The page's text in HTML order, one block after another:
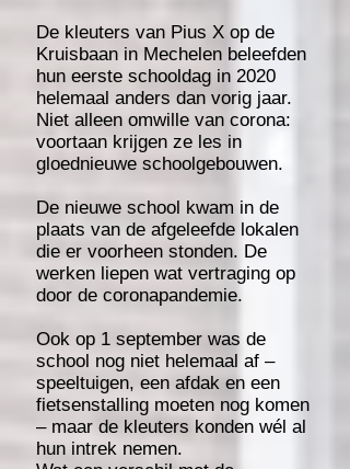
De kleuters van Pius X op de
Kruisbaan in Mechelen beleefden
hun eerste schooldag in 2020
helemaal anders dan vorig jaar.
Niet alleen omwille van corona:
voortaan krijgen ze les in
gloednieuwe schoolgebouwen.
De nieuwe school kwam in de
plaats van de afgeleefde lokalen
die er voorheen stonden. De
werken liepen wat vertraging op
door de coronapandemie.
Ook op 1 september was de
school nog niet helemaal af –
speeltuigen, een afdak en een
fietsenstalling moeten nog komen
– maar de kleuters konden wél al
hun intrek nemen.